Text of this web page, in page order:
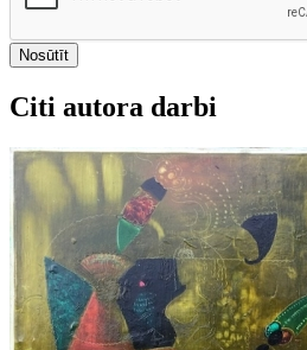
Nosūtīt
Citi autora darbi